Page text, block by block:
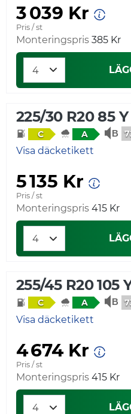
3 039 Kr
Pris / st
Monteringspris 385 Kr
225/30 R20 85 Y
C A
Visa däcketikett
5 135 Kr
Pris / st
Monteringspris 415 Kr
255/45 R20 105
C A
Visa däcketikett
4 674 Kr
Pris / st
Monteringspris 415 Kr